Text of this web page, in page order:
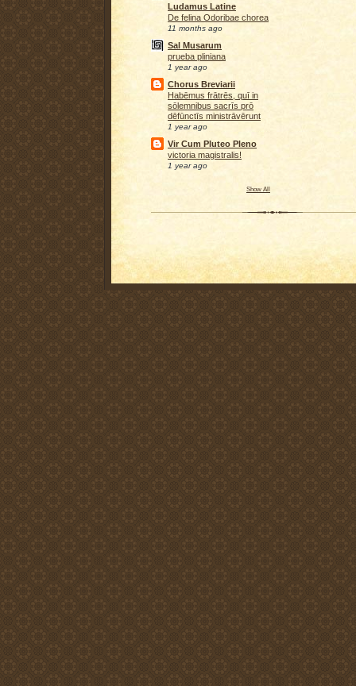
Ludamus Latine
De felina Odoribae chorea
11 months ago
Sal Musarum
prueba pliniana
1 year ago
Chorus Breviarii
Habēmus frātrēs, quī in
sōlemnibus sacrīs prō
dēfūnctīs ministrāvērunt
1 year ago
Vir Cum Pluteo Pleno
victoria magistralis!
1 year ago
Show All